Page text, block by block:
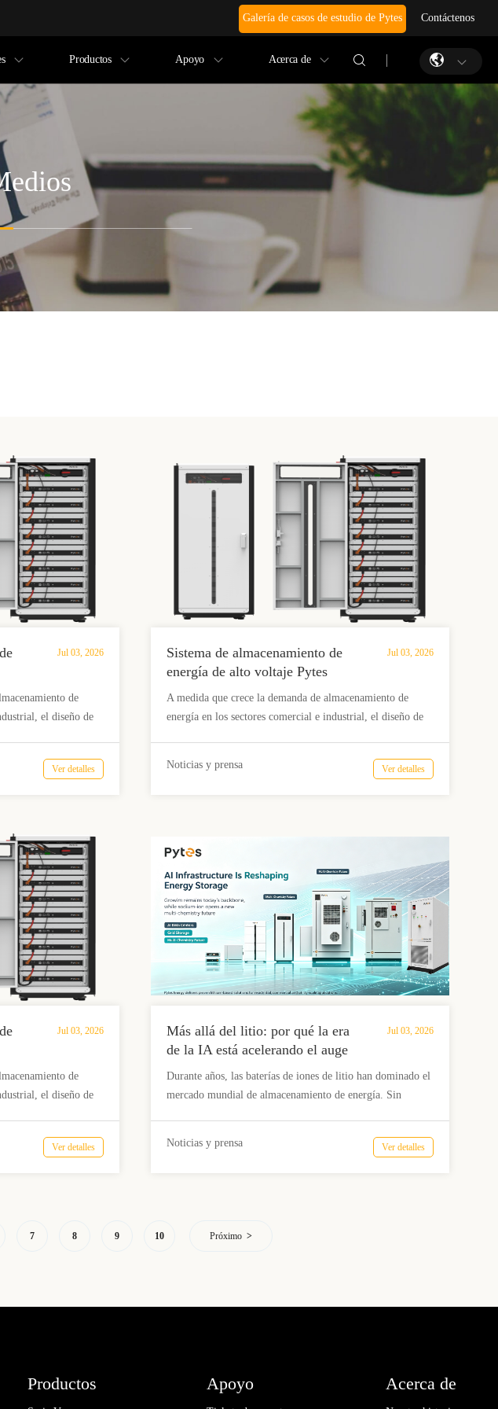
Galería de casos de estudio de Pytes Contáctenos
Productos Apoyo Acerca de
Jul 03, 2026
de
el diseño de
con estos
a los sistemas de
Ver detalles
Jul 03, 2026
Sistema de almacenamiento de
energía de alto voltaje Pytes
HV48100: diseño modular LFP
de 5,12 kWh con ≥6000 ciclos.
A medida que crece la demanda de almacenamiento de
energía en los sectores comercial e industrial, el diseño de
Pytes HV48100 está diseñado para cumplir con estos
voltaje de 200 a 870 V para dar soporte a los sistemas de
Ver detalles
Noticias y prensa
Jul 03, 2026
de
el diseño de
con estos
a los sistemas de
Ver detalles
Jul 03, 2026
Más allá del litio: por qué la era
de la IA está acelerando el auge
del almacenamiento de energía
de iones de sodio.
Durante años, las baterías de iones de litio han dominado el
mercado mundial de almacenamiento de energía. Sin
los centros de datos a hiperescala demandan electricidad
Ver detalles
Noticias y prensa
7 8 9 10 Próximo
Productos Apoyo Acerca de